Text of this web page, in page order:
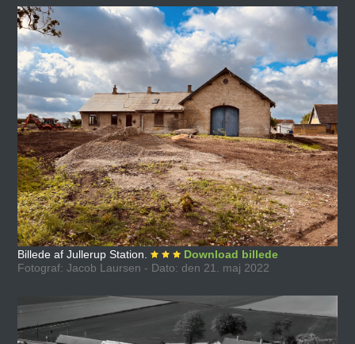
Billede af Jullerup Station.
Download billede
Fotograf: Jacob Laursen - Dato: den 21. maj 2022